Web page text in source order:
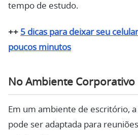
tempo de estudo.
++ 5 dicas para deixar seu
poucos minutos
No Ambiente Corporativo
Em um ambiente de escritório,
pode ser adaptada para